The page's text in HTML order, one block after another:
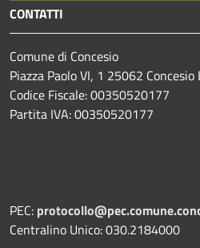
CONTATTI
Comune di Concesio
Piazza Paolo VI, 1 25062 Concesio
Codice Fiscale: 00350520177
Partita IVA: 00350520177
PEC:
Centralino Unico: 030.2184000